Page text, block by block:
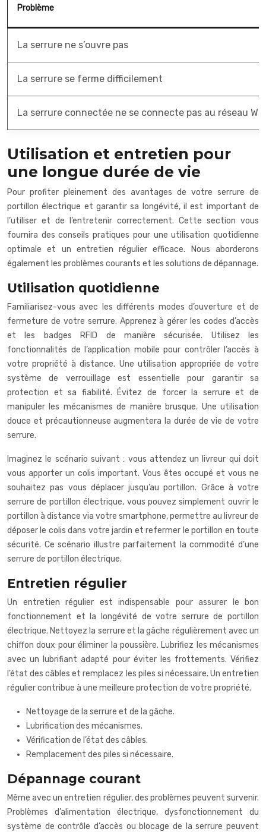
Problème
La serrure ne s’ouvre pas
La serrure se ferme difficilement
La serrure connectée ne se connecte pas au réseau
Utilisation et entretien pour
une longue durée de vie
Pour profiter pleinement des avantages de votre serrure de
portillon électrique et garantir sa longévité, il est important de
l’utiliser et de l’entretenir correctement. Cette section vous
fournira des conseils pratiques pour une utilisation quotidienne
optimale et un entretien régulier efficace. Nous aborderons
également les problèmes courants et les solutions de dépannage.
Utilisation quotidienne
Familiarisez-vous avec les différents modes d’ouverture et de
fermeture de votre serrure. Apprenez à gérer les codes d’accès
et les badges RFID de manière sécurisée. Utilisez les
fonctionnalités de l’application mobile pour contrôler l’accès à
votre propriété à distance. Une utilisation appropriée de votre
système de verrouillage est essentielle pour garantir sa
protection et sa fiabilité. Évitez de forcer la serrure et de
manipuler les mécanismes de manière brusque. Une utilisation
douce et précautionneuse augmentera la durée de vie de votre
serrure.
Imaginez le scénario suivant : vous attendez un livreur qui doit
vous apporter un colis important. Vous êtes occupé et vous ne
souhaitez pas vous déplacer jusqu’au portillon. Grâce à votre
serrure de portillon électrique, vous pouvez simplement ouvrir le
portillon à distance via votre smartphone, permettre au livreur de
déposer le colis dans votre jardin et refermer le portillon en toute
sécurité. Ce scénario illustre parfaitement la commodité d’une
serrure de portillon électrique.
Entretien régulier
Un entretien régulier est indispensable pour assurer le bon
fonctionnement et la longévité de votre serrure de portillon
électrique. Nettoyez la serrure et la gâche régulièrement avec un
chiffon doux pour éliminer la poussière. Lubrifiez les mécanismes
avec un lubrifiant adapté pour éviter les frottements. Vérifiez
l’état des câbles et remplacez les piles si nécessaire. Un entretien
régulier contribue à une meilleure protection de votre propriété.
Nettoyage de la serrure et de la gâche.
Lubrification des mécanismes.
Vérification de l’état des câbles.
Remplacement des piles si nécessaire.
Dépannage courant
Même avec un entretien régulier, des problèmes peuvent survenir.
Problèmes d’alimentation électrique, dysfonctionnement du
système de contrôle d’accès ou blocage de la serrure peuvent